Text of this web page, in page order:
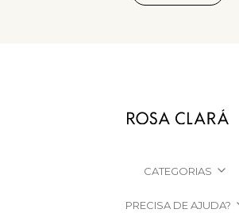
CATEGORIAS
PRECISA DE AJUDA?